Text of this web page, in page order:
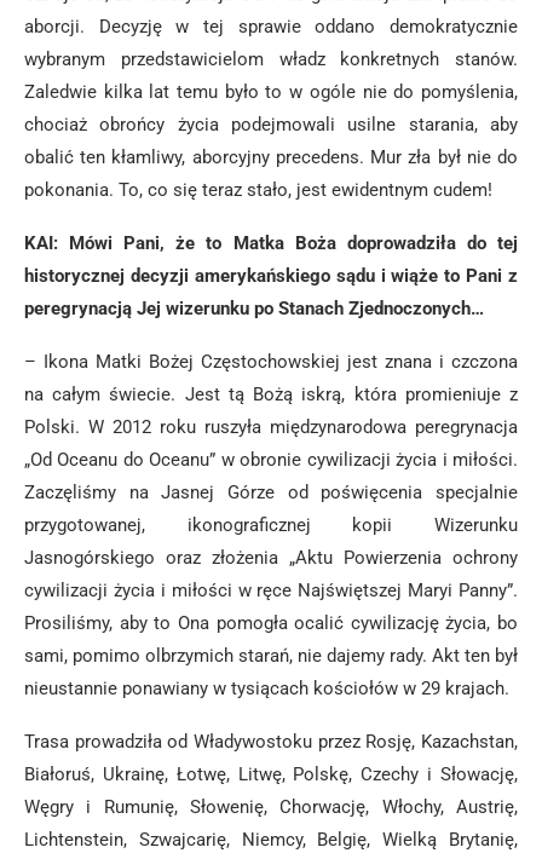
aborcji. Decyzję w tej sprawie oddano demokratycznie
wybranym przedstawicielom władz konkretnych stanów.
Zaledwie kilka lat temu było to w ogóle nie do pomyślenia,
chociaż obrońcy życia podejmowali usilne starania, aby
obalić ten kłamliwy, aborcyjny precedens. Mur zła był nie do
pokonania. To, co się teraz stało, jest ewidentnym cudem!
KAI: Mówi Pani, że to Matka Boża doprowadziła do tej
historycznej decyzji amerykańskiego sądu i wiąże to Pani z
peregrynacją Jej wizerunku po Stanach Zjednoczonych…
– Ikona Matki Bożej Częstochowskiej jest znana i czczona
na całym świecie. Jest tą Bożą iskrą, która promieniuje z
Polski. W 2012 roku ruszyła międzynarodowa peregrynacja
„Od Oceanu do Oceanu” w obronie cywilizacji życia i miłości.
Zaczęliśmy na Jasnej Górze od poświęcenia specjalnie
przygotowanej, ikonograficznej kopii Wizerunku
Jasnogórskiego oraz złożenia „Aktu Powierzenia ochrony
cywilizacji życia i miłości w ręce Najświętszej Maryi Panny”.
Prosiliśmy, aby to Ona pomogła ocalić cywilizację życia, bo
sami, pomimo olbrzymich starań, nie dajemy rady. Akt ten był
nieustannie ponawiany w tysiącach kościołów w 29 krajach.
Trasa prowadziła od Władywostoku przez Rosję, Kazachstan,
Białoruś, Ukrainę, Łotwę, Litwę, Polskę, Czechy i Słowację,
Węgry i Rumunię, Słowenię, Chorwację, Włochy, Austrię,
Lichtenstein, Szwajcarię, Niemcy, Belgię, Wielką Brytanię,